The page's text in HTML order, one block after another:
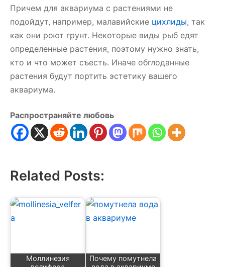
Причем для аквариума с растениями не
подойдут, например, малавийские цихлиды, так
как они роют грунт. Некоторые виды рыб едят
определенные растения, поэтому нужно знать,
кто и что может съесть. Иначе обглоданные
растения будут портить эстетику вашего
аквариума.
Распространяйте любовь
Related Posts:
Моллинезия
Почему помутнела